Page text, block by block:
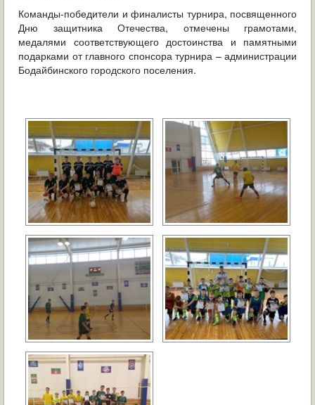
Команды-победители и финалисты турнира, посвященного
Дню защитника Отечества, отмечены грамотами,
медалями соответствующего достоинства и памятными
подарками от главного спонсора турнира – администрации
Бодайбинского городского поселения.